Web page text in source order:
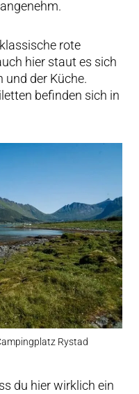
rote
hier staut es sich
und der Küche.
befinden sich in
Rystad
du hier wirklich ein